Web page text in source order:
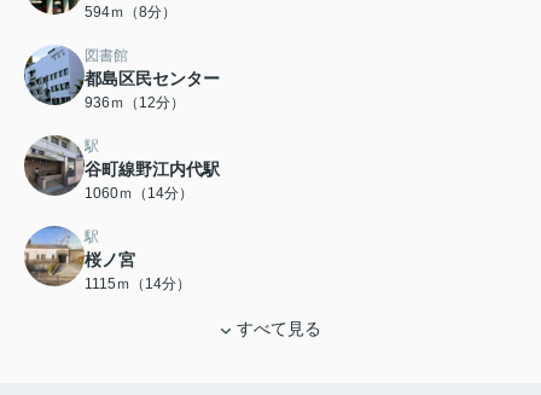
594ｍ（8分）
図書館
都島区民センター
936ｍ（12分）
駅
谷町線野江内代駅
1060ｍ（14分）
駅
桜ノ宮
1115ｍ（14分）
すべて見る